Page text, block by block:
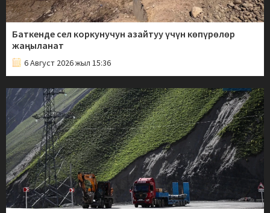
Баткенде сел коркунучун азайтуу үчүн көпүрөлөр
жаңыланат
6 Август 2026 жыл 15:36